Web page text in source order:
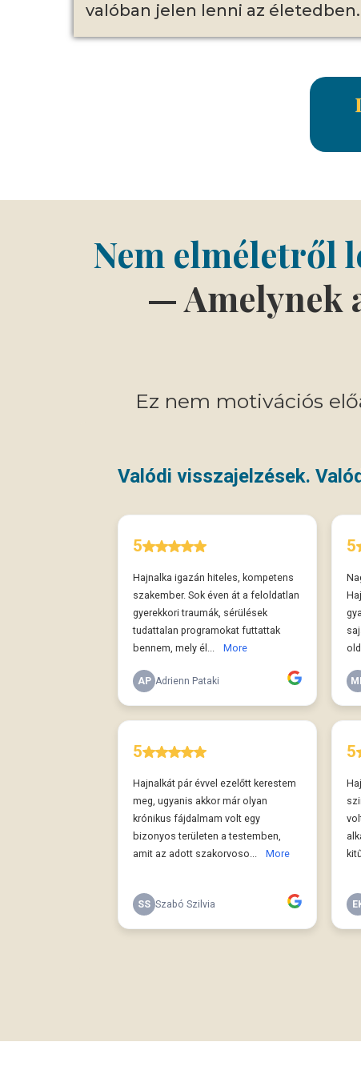
valóban jelen lenni az életedben.
Nem elméletről
—Amelynek
Ez nem motivációs